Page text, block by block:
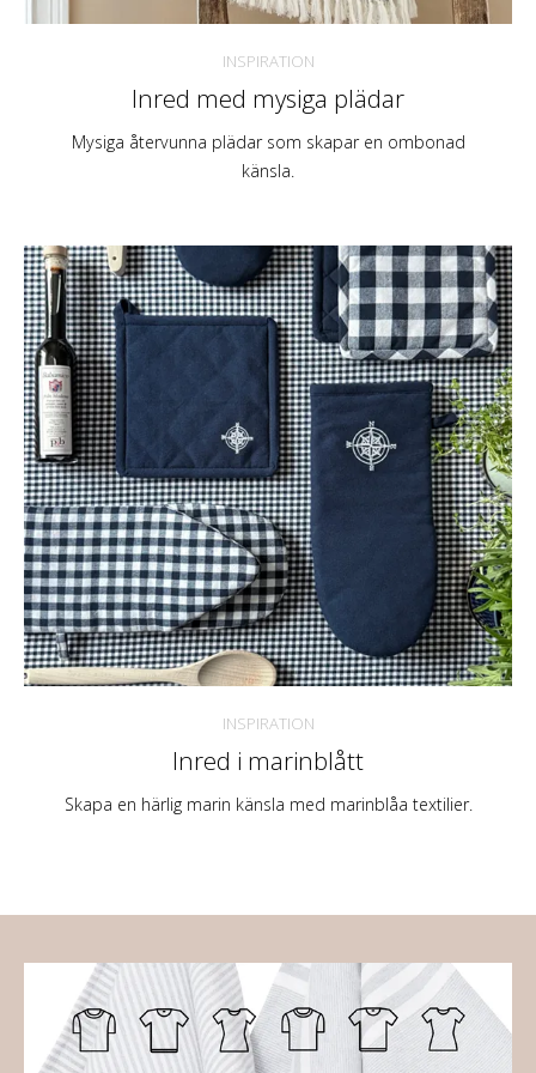
INSPIRATION
Inred med mysiga plädar
Mysiga återvunna plädar som skapar en ombonad
känsla.
INSPIRATION
Inred i marinblått
Skapa en härlig marin känsla med marinblåa textilier.